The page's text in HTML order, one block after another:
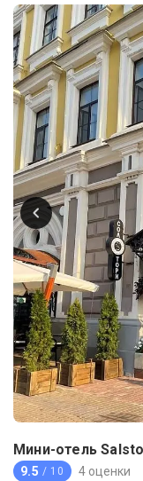
Мини-отель
9.5 / 10 4 оценки